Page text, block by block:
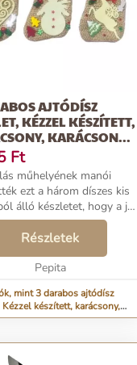
AJTÓDÍSZ
KÉZZEL KÉSZÍTETT,
KARÁCSON...
Ft
műhelyének manói
ezt a három díszes kis
álló készletet, hogy a jó
is élvezhessék
hóember, a
a szán, a fenyőfák, a
a csillogó...
Részletek
Pepita
mint 3 darabos ajtódísz
Kézzel készített, karácsony,